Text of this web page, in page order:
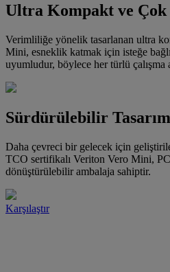
Ultra Kompakt ve Çok
Verimliliğe yönelik tasarlanan ultra
Mini, esneklik katmak için isteğe
uyumludur, böylece her türlü
Sürdürülebilir Tasarım
Daha çevreci bir gelecek için
TCO sertifikalı Veriton Vero Mini,
dönüştürülebilir ambalaja sahiptir.
Karşılaştır